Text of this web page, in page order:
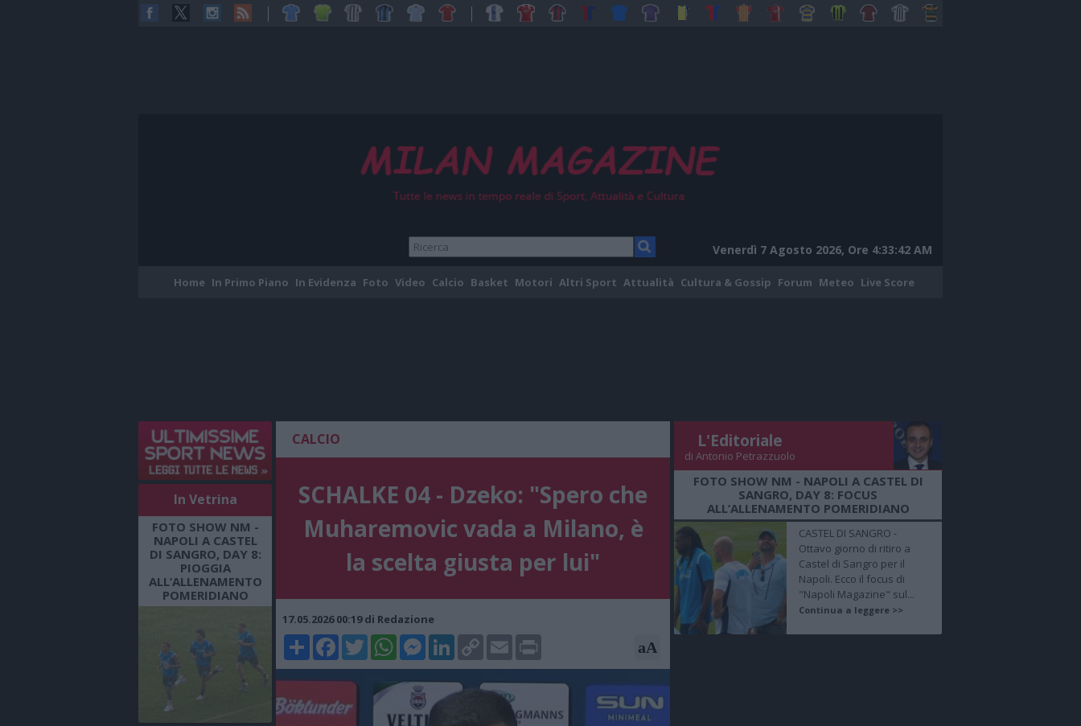
Venerdì 7 Agosto 2026, Ore 4:33:43 AM
Home In Primo Piano In Evidenza Foto Video Calcio Basket Motori Altri Sport Attualità Cultura & Gossip Forum Meteo Live Score
In Vetrina
FOTO SHOW NM -
NAPOLI A CASTEL
DI SANGRO, DAY 8:
PIOGGIA
ALL’ALLENAMENTO
POMERIDIANO
CALCIO
SCHALKE 04 - Dzeko: "Spero che
Muharemovic vada a Milano, è
la scelta giusta per lui"
17.05.2026 00:19 di Redazione
ShareFacebookTwitterWhatsAppMessenger
LinkedIn
Copy
Link
Email Print aA
L'Editoriale
di Antonio Petrazzuolo
FOTO SHOW NM - NAPOLI A CASTEL DI
SANGRO, DAY 8: FOCUS
ALL’ALLENAMENTO POMERIDIANO
CASTEL DI SANGRO -
Ottavo giorno di ritiro a
Castel di Sangro per il
Napoli. Ecco il focus di
"Napoli Magazine" sul...
Continua a leggere >>